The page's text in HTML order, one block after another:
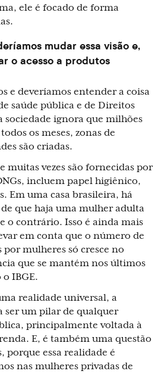
ele é focado de forma
mudar essa visão e,
o acesso a produtos
e deveríamos entender a coisa
saúde pública e de Direitos
sociedade ignora que milhões
os meses, zonas de
são criadas.
muitas vezes são fornecidas por
incluem papel higiênico,
Em uma casa brasileira, há
que haja uma mulher adulta
o contrário. Isso é ainda mais
em conta que o número de
mulheres só cresce no
que se mantém nos últimos
IBGE.
realidade universal, a
ser um pilar de qualquer
principalmente voltada à
E, é também uma questão
porque essa realidade é
nas mulheres privadas de